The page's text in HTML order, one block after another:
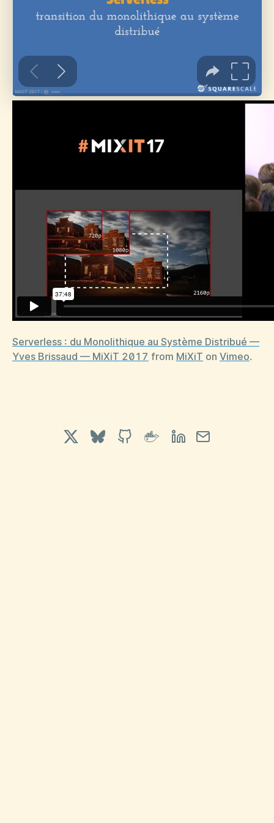
Serverless : du Monolithique au Système Distribué —
Yves Brissaud — MiXiT 2017 from MiXiT on Vimeo.